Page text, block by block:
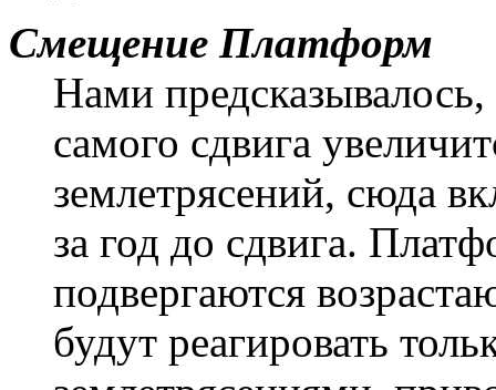
Смещение Платформ
Нами
самого сдвига
землетрясений, сюда
за год до сдвига.
подвергаются
будут реагировать